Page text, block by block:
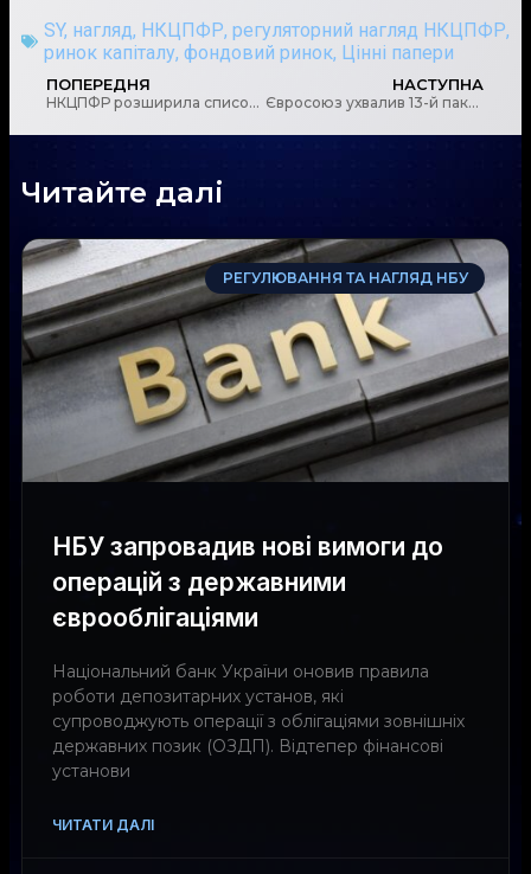
SY, нагляд, НКЦПФР, регуляторний нагляд НКЦПФР,
ринок капіталу, фондовий ринок, Цінні папери
ПОПЕРЕДНЯ
НКЦПФР розширила список сумнівних інвестиційних проєктів
НАСТУПНА
Євросоюз ухвалив 13-й пакет санкцій проти росії
Читайте далі
РЕГУЛЮВАННЯ ТА НАГЛЯД НБУ
НБУ запровадив нові вимоги до
операцій з державними
єврооблігаціями
Національний банк України оновив правила
роботи депозитарних установ, які
супроводжують операції з облігаціями зовнішніх
державних позик (ОЗДП). Відтепер фінансові
установи
ЧИТАТИ ДАЛІ